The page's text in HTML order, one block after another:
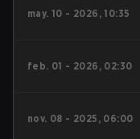
may. 10 - 2026, 10:35
feb. 01 - 2026, 02:30
nov. 08 - 2025, 06:00